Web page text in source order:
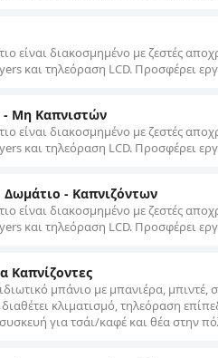
είναι διακοσμημένο με ζεστές
και τηλεόραση LCD. Προσφέρει
- Μη Καπνιστών
είναι διακοσμημένο με ζεστές
και τηλεόραση LCD. Προσφέρει
- Καπνιζόντων
είναι διακοσμημένο με ζεστές
και τηλεόραση LCD. Προσφέρει
Καπνίζοντες
μπάνιο με μπανιέρα,
κλιματισμό, τηλεόραση
για τσάι/καφέ και θέα στην